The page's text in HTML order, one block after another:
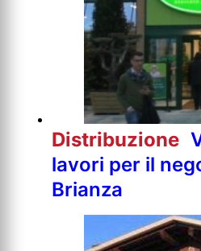
Distribuzione
lavori per il
Brianza